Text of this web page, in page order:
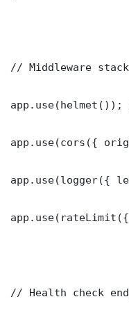
// Middleware stack
app.use(cors({
// Health check